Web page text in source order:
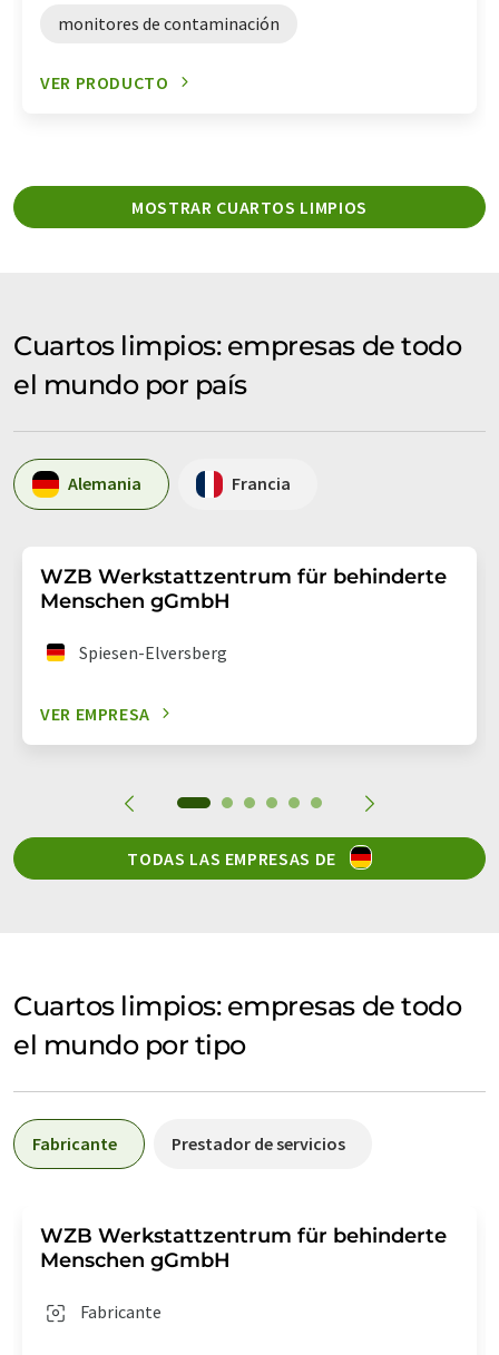
monitores de contaminación
VER PRODUCTO
MOSTRAR CUARTOS LIMPIOS
Cuartos limpios: empresas de todo
el mundo por país
Alemania Francia
WZB Werkstattzentrum für behinderte
Menschen gGmbH
Spiesen-Elversberg
VER EMPRESA
TODAS LAS EMPRESAS DE
Cuartos limpios: empresas de todo
el mundo por tipo
Fabricante Prestador de servicios
WZB Werkstattzentrum für behinderte
Menschen gGmbH
Fabricante